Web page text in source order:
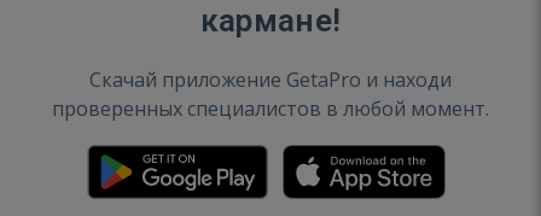
кармане!
Скачай приложение GetaPro и находи
проверенных специалистов в любой момент.